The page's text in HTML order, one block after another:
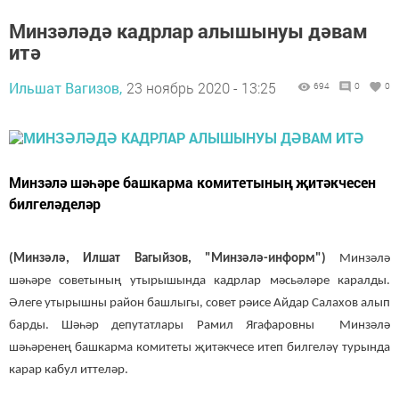
Минзәләдә кадрлар алышынуы дәвам
итә
Ильшат Вагизов, 23 ноябрь 2020 - 13:25 694 0 0
Минзәлә шәһәре башкарма комитетының җитәкчесен
билгеләделәр
(Минзәлә, Илшат Вагыйзов, "Минзәлә-информ")
Минзәлә
шәһәре советының утырышында кадрлар мәсьәләре каралды.
Әлеге утырышны район башлыгы, совет рәисе Айдар Салахов алып
барды. Шәһәр депутатлары Рамил Ягафаровны Минзәлә
шәһәренең башкарма комитеты җитәкчесе итеп билгеләү турында
карар кабул иттеләр.